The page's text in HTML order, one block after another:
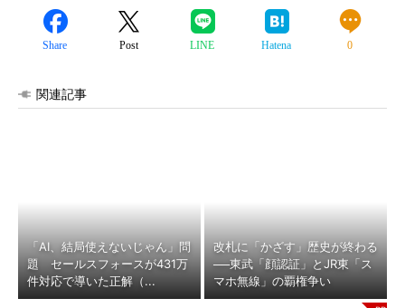
Share Post LINE Hatena 0
関連記事
「AI、結局使えないじゃん」問
題 セールスフォースが431万
件対応で導いた正解（...
改札に「かざす」歴史が終わる
──東武「顔認証」とJR東「ス
マホ無線」の覇権争い